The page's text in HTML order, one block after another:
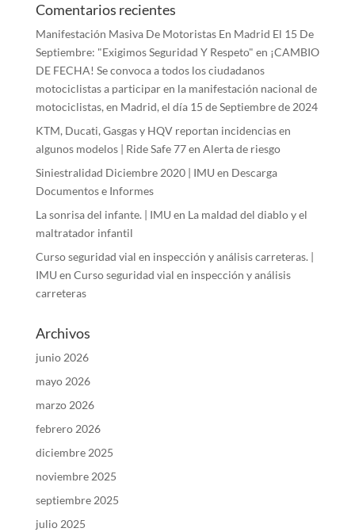
Comentarios recientes
Manifestación Masiva De Motoristas En Madrid El 15 De
Septiembre: "Exigimos Seguridad Y Respeto" en ¡CAMBIO
DE FECHA! Se convoca a todos los ciudadanos
motociclistas a participar en la manifestación nacional de
motociclistas, en Madrid, el día 15 de Septiembre de 2024
KTM, Ducati, Gasgas y HQV reportan incidencias en
algunos modelos | Ride Safe 77en Alerta de riesgo
Siniestralidad Diciembre 2020 | IMU en Descarga
Documentos e Informes
La sonrisa del infante. | IMU en La maldad del diablo y el
maltratador infantil
Curso seguridad vial en inspección y análisis carreteras. |
IMU en Curso seguridad vial en inspección y análisis
carreteras
Archivos
junio 2026
mayo 2026
marzo 2026
febrero 2026
diciembre 2025
noviembre 2025
septiembre 2025
julio 2025